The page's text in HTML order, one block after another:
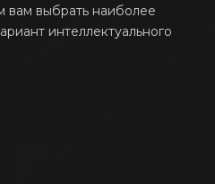
выбрать наиболее
интеллектуального